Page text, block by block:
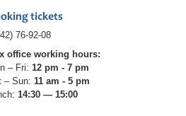
tickets
76-92-08
office working hours:
– Fri: 12 pm - 7 pm
– Sun: 11 am - 5 pm
14:30 — 15:00